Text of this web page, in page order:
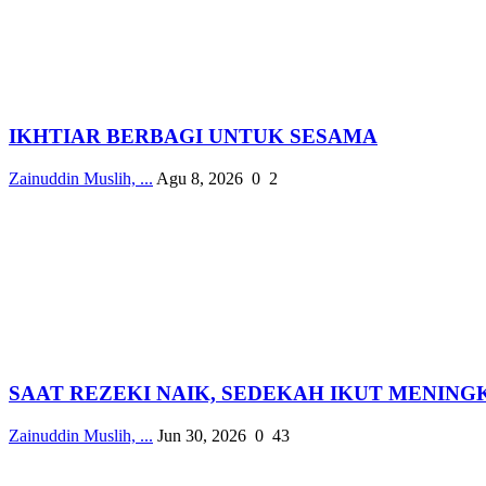
IKHTIAR BERBAGI UNTUK SESAMA
Zainuddin Muslih, ... Agu 8, 2026 0 2
SAAT REZEKI NAIK, SEDEKAH IKUT
Zainuddin Muslih, ... Jun 30, 2026 0 43